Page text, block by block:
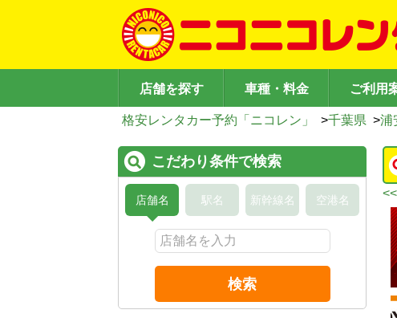
店舗を探す 車種・料金 ご利用
格安レンタカー予約「ニコレン」 >千葉県 >浦
こだわり条件で検索
店舗名 駅名 新幹線名 空港名
検索